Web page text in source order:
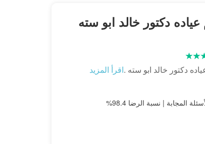
دكتور خالد ابو سته
دكتور خالد ابو سته .اقرأ المزيد
المجابة | نسبة الرضا 98.4%